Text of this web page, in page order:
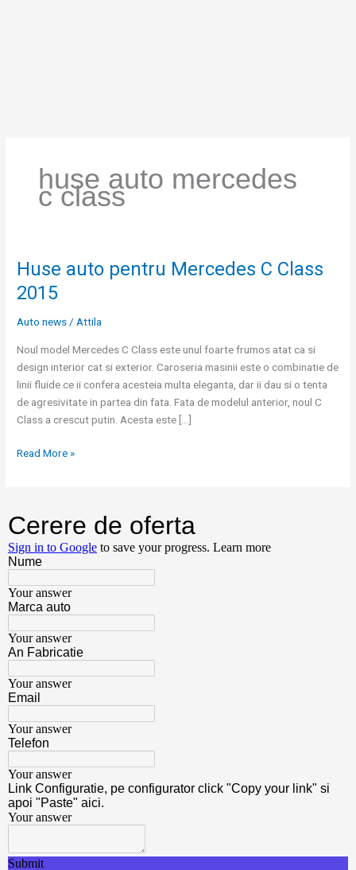
huse auto mercedes
c class
Huse auto pentru Mercedes C Class
2015
Auto news / Attila
Noul model Mercedes C Class este unul foarte frumos atat ca si
design interior cat si exterior. Caroseria masinii este o combinatie de
linii fluide ce ii confera acesteia multa eleganta, dar ii dau si o tenta
de agresivitate in partea din fata. Fata de modelul anterior, noul C
Class a crescut putin. Acesta este […]
Huse
pentru
Mercedes
Class
2015
Read More »